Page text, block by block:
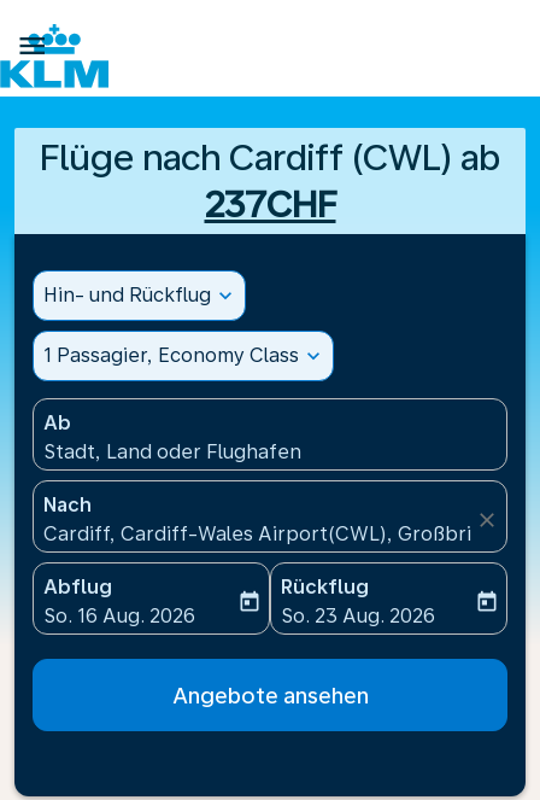

Flüge nach Cardiff (CWL) ab
237CHF
Hin- und Rückflug expand_more
1 Passagier, Economy Class expand_more
Ab
Stadt, Land oder Flughafen
Nach
Cardiff, Cardiff-Wales Airport(CWL),
close
Abflug
fc-booking-departure-date-aria-label
So. 16 Aug. 2026
today
Rückflug
fc-booking-return-date-
So. 23 Aug. 2026
today
Angebote ansehen